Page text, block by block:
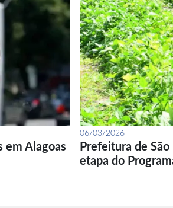
em Alagoas
06/03/2026
Prefeitura de
etapa do